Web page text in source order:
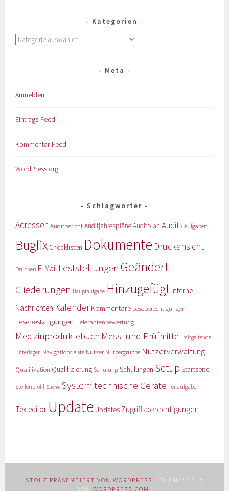
Kategorien
Meta
Anmelden
Eintrags-Feed
Kommentar-Feed
WordPress.org
Schlagwörter
Adressen AuditberichtAuditjahrespläneAuditplan Audits Aufgaben
Bugfix Checklisten Dokumente Druckansicht
Drucken E-Mail Feststellungen Geändert
Gliederungen Hauptaufgabe Hinzugefügt Interne
Nachrichten KalenderKommentare Leseberechtigungen
Lesebestätigungen Lieferantenbewertung
Medizinproduktebuch Mess- und Prüfmittel mitgeltende
Unterlagen Navigationsleiste Nutzer Nutzergruppe Nutzerverwaltung
Qualifikation Qualifizierung Schulung Schulungen Setup Startseite
Stellenprofil Suche System technische Geräte Teilaufgabe
Texteditor Update Updates Zugriffsberechtigungen
STOLZ PRÄSENTIERT VON WORDPRESS | THEME: SELA
VON WORDPRESS.COM